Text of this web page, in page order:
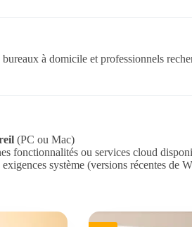
à domicile et professionnels
(PC ou Mac)
fonctionnalités ou services cloud
système (versions récentes de